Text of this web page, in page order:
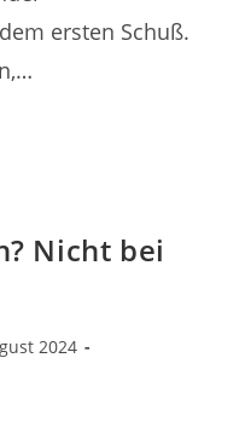
ersten Schuß.
Nicht bei
2024